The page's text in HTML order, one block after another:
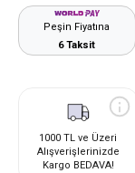
Peşin Fiyatına
6 Taksit
1000 TL ve Üzeri
Alışverişlerinizde
Kargo BEDAVA!